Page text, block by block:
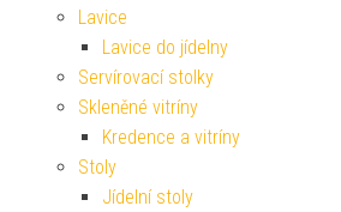
Lavice
Lavice do jídelny
Servírovací stolky
Skleněné vitríny
Kredence a vitríny
Stoly
Jídelní stoly